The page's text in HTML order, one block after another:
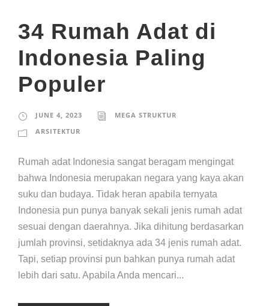
34 Rumah Adat di
Indonesia Paling
Populer
JUNE 4, 2023
MEGA STRUKTUR
ARSITEKTUR
Rumah adat Indonesia sangat beragam mengingat
bahwa Indonesia merupakan negara yang kaya akan
suku dan budaya. Tidak heran apabila ternyata
Indonesia pun punya banyak sekali jenis rumah adat
sesuai dengan daerahnya. Jika dihitung berdasarkan
jumlah provinsi, setidaknya ada 34 jenis rumah adat.
Tapi, setiap provinsi pun bahkan punya rumah adat
lebih dari satu. Apabila Anda mencari...